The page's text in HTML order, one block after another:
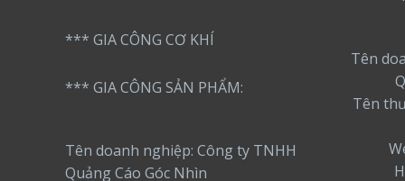
*** GIA CÔNG CƠ KHÍ
*** GIA CÔNG SẢN PHẨM:
Tên doanh nghiệp: Công ty TNHH
Quảng Cáo Góc Nhìn
Tên
Tên